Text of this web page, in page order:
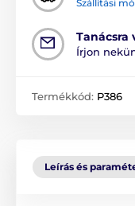
Szállítási
Tanácsra
Írjon
Termékkód: P386
Leírás és